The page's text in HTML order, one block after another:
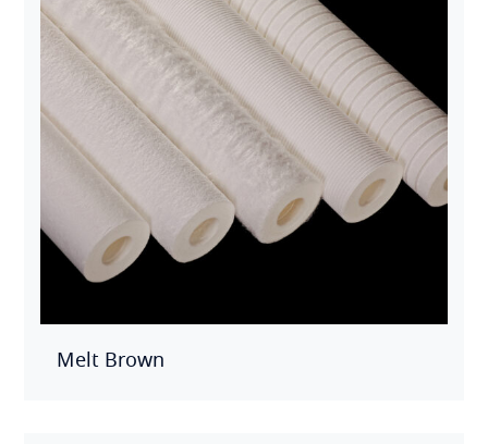
Melt Brown